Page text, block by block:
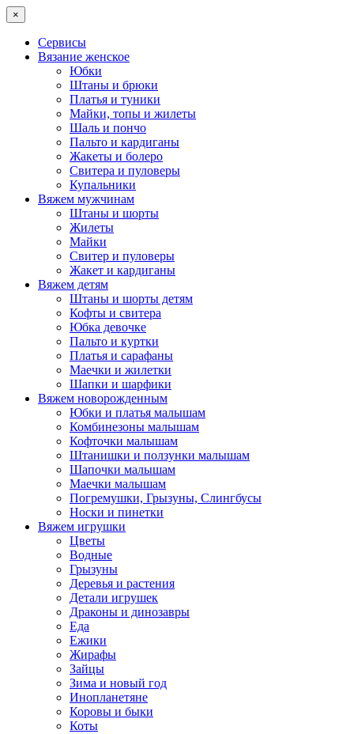
×
Сервисы
Вязание женское
Юбки
Штаны и брюки
Платья и туники
Майки, топы и жилеты
Шаль и пончо
Пальто и кардиганы
Жакеты и болеро
Свитера и пуловеры
Купальники
Вяжем мужчинам
Штаны и шорты
Жилеты
Майки
Свитер и пуловеры
Жакет и кардиганы
Вяжем детям
Штаны и шорты детям
Кофты и свитера
Юбка девочке
Пальто и куртки
Платья и сарафаны
Маечки и жилетки
Шапки и шарфики
Вяжем новорожденным
Юбки и платья малышам
Комбинезоны малышам
Кофточки малышам
Штанишки и ползунки малышам
Шапочки малышам
Маечки малышам
Погремушки, Грызуны, Слингбусы
Носки и пинетки
Вяжем игрушки
Цветы
Водные
Грызуны
Деревья и растения
Детали игрушек
Драконы и динозавры
Еда
Ежики
Жирафы
Зайцы
Зима и новый год
Инопланетяне
Коровы и быки
Коты